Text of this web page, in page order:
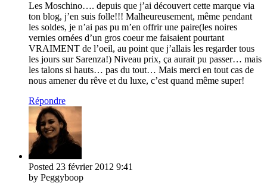
Les Moschino…. depuis que j’ai découvert cette marque via
ton blog, j’en suis folle!!! Malheureusement, même pendant
les soldes, je n’ai pas pu m’en offrir une paire(les noires
vernies ornées d’un gros coeur me faisaient pourtant
VRAIMENT de l’oeil, au point que j’allais les regarder tous
les jours sur Sarenza!) Niveau prix, ça aurait pu passer… mais
les talons si hauts… pas du tout… Mais merci en tout cas de
nous amener du rêve et du luxe, c’est quand même super!
Répondre
Posted 23 février 2012 9:41
by Peggyboop